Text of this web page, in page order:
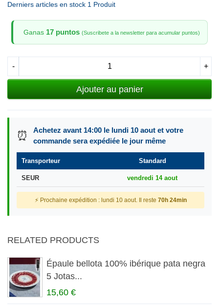
Derniers articles en stock 1 Produit
Ganas 17 puntos (Suscribete a la newsletter para acumular puntos)
- +
Ajouter au panier
⏰
Achetez avant 14:00 le lundi 10 aout et votre
commande sera expédiée le jour même
Transporteur Standard
SEUR vendredi 14 aout
⚡ Prochaine expédition : lundi 10 aout. Il reste 70h 24min
RELATED PRODUCTS
Épaule bellota 100% ibérique pata negra
5 Jotas...
15,60 €